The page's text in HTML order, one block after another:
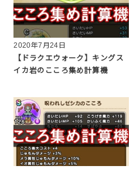
2020年7月24日
【ドラクエウォーク】キングス
イカ岩のこころ集め計算機